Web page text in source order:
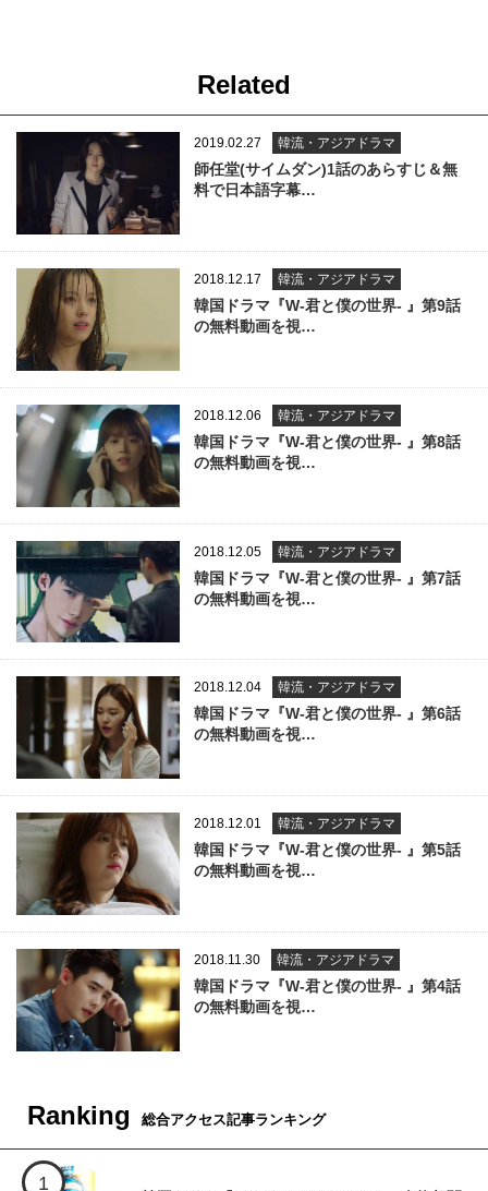
Related
2019.02.27 韓流・アジアドラマ
師任堂(サイムダン)1話のあらすじ＆無
料で日本語字幕…
2018.12.17 韓流・アジアドラマ
韓国ドラマ『W-君と僕の世界- 』第9話
の無料動画を視…
2018.12.06 韓流・アジアドラマ
韓国ドラマ『W-君と僕の世界- 』第8話
の無料動画を視…
2018.12.05 韓流・アジアドラマ
韓国ドラマ『W-君と僕の世界- 』第7話
の無料動画を視…
2018.12.04 韓流・アジアドラマ
韓国ドラマ『W-君と僕の世界- 』第6話
の無料動画を視…
2018.12.01 韓流・アジアドラマ
韓国ドラマ『W-君と僕の世界- 』第5話
の無料動画を視…
2018.11.30 韓流・アジアドラマ
韓国ドラマ『W-君と僕の世界- 』第4話
の無料動画を視…
Ranking 総合アクセス記事ランキング